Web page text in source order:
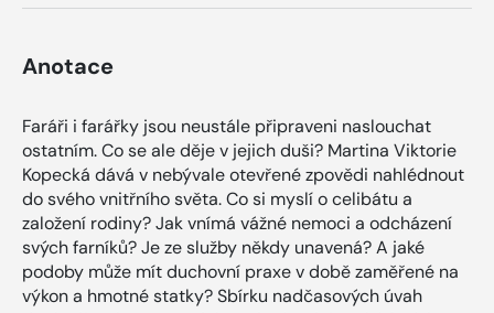
Anotace
Faráři i farářky jsou neustále připraveni naslouchat
ostatním. Co se ale děje v jejich duši? Martina Viktorie
Kopecká dává v nebývale otevřené zpovědi nahlédnout
do svého vnitřního světa. Co si myslí o celibátu a
založení rodiny? Jak vnímá vážné nemoci a odcházení
svých farníků? Je ze služby někdy unavená? A jaké
podoby může mít duchovní praxe v době zaměřené na
výkon a hmotné statky? Sbírku nadčasových úvah